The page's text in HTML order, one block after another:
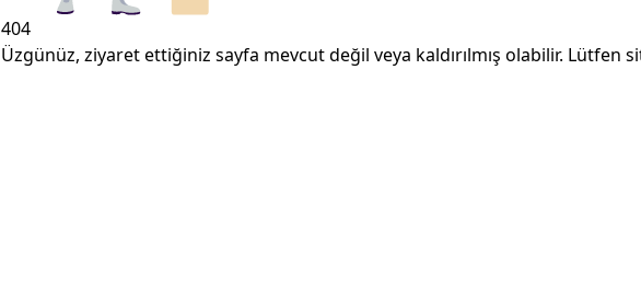
404
Üzgünüz, ziyaret ettiğiniz sayfa mevcut değil veya kaldırılmış olabilir.